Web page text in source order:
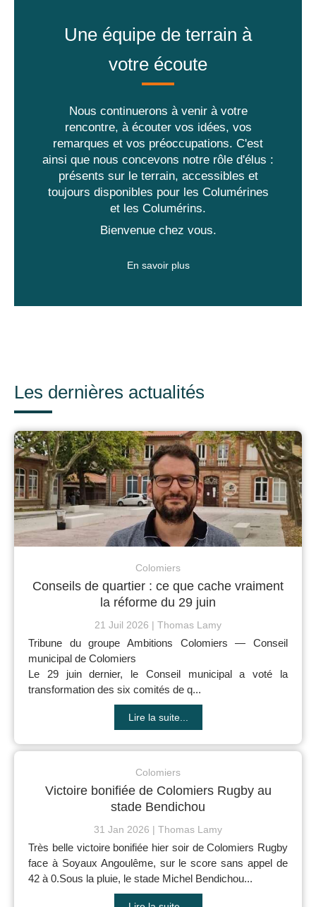
Une équipe de terrain à
votre écoute
Nous continuerons à venir à votre
rencontre, à écouter vos idées, vos
remarques et vos préoccupations. C'est
ainsi que nous concevons notre rôle d'élus :
présents sur le terrain, accessibles et
toujours disponibles pour les Columérines
et les Columérins.
Bienvenue chez vous.
En savoir plus
Les dernières actualités
Colomiers
Conseils de quartier : ce que cache vraiment
la réforme du 29 juin
21 Juil 2026 Thomas Lamy
Tribune du groupe Ambitions Colomiers — Conseil
municipal de Colomiers
Le 29 juin dernier, le Conseil municipal a voté la
transformation des six comités de q...
Lire la suite...
Colomiers
Victoire bonifiée de Colomiers Rugby au
stade Bendichou
31 Jan 2026 Thomas Lamy
Très belle victoire bonifiée hier soir de Colomiers Rugby
face à Soyaux Angoulême, sur le score sans appel de
42 à 0.Sous la pluie, le stade Michel Bendichou...